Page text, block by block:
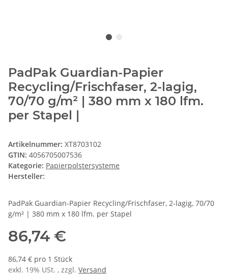
PadPak Guardian-Papier
Recycling/Frischfaser, 2-lagig,
70/70 g/m² | 380 mm x 180 lfm.
per Stapel |
Artikelnummer: XT8703102
GTIN: 4056705007536
Kategorie: Papierpolstersysteme
Hersteller:
PadPak Guardian-Papier Recycling/Frischfaser, 2-lagig, 70/70
g/m² | 380 mm x 180 lfm. per Stapel
86,74 €
86,74 € pro 1 Stück
exkl. 19% USt. , zzgl. Versand